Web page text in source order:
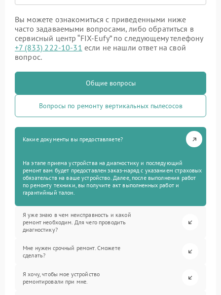
Вы можете ознакомиться с приведенными ниже
часто задаваемыми вопросами, либо обратиться в
сервисный центр “FIX-Eufy” по следующему телефону
+7 (833) 222-10-31 если не нашли ответ на свой
вопрос.
Общие вопросы
Вопросы по ремонту вертикальных пылесосов
Какие документы вы предоставляете?
На этапе приема устройства на диагностику и последующий
ремонт вам будет предоставлен заказ-наряд с указанием страховых
обязательств на ваше устройство. Далее, после выполнения работ
по ремонту техники, вы получите акт выполненных работ и
гарантийный талон.
Я уже знаю в чем неисправность и какой
ремонт необходим. Для чего проводить
диагностику?
Мне нужен срочный ремонт. Сможете
сделать?
Я хочу, чтобы мое устройство
ремонтировали при мне.